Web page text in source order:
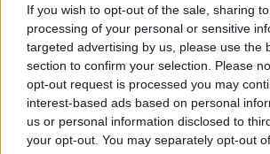
If you wish to opt-out of the sale, sharing
processing of your personal or sensitive
targeted advertising by us, please use the
section to confirm your selection. Please
opt-out request is processed you may
interest-based ads based on personal
us or personal information disclosed to
your opt-out. You may separately opt-out
Εντυπωσιακές εικόνες έρχονται
14 Αυγούστου, από τη Λήμνο,
συνθήκες δημιούργησαν τις
εμφάνιση ανεμοστρόβιλου.
Εκείνη την ώρα, μάλιστα, μόλις